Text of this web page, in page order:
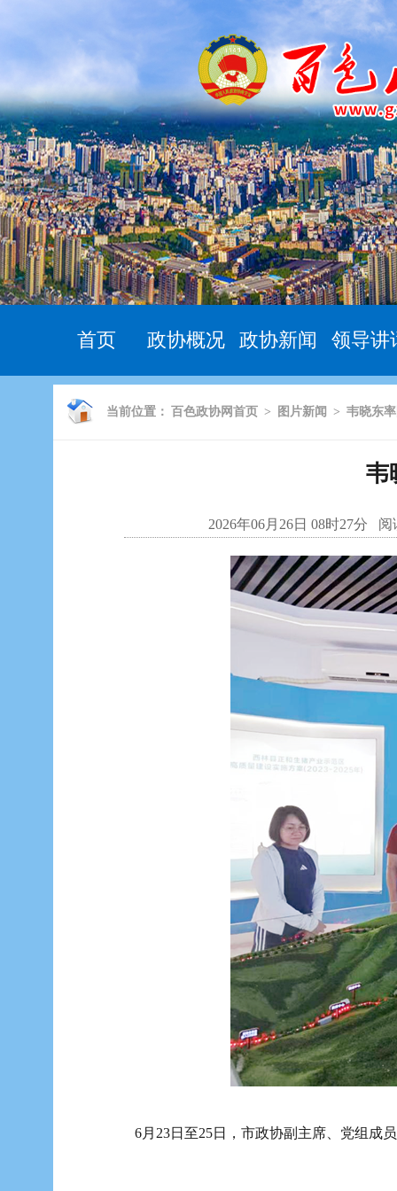
首页 政协概况 政协新闻 领导讲
当前位置： 百色政协网首页 > 图片新闻 > 韦晓东
韦
2026年06月26日 08时27分 阅
6月23日至25日，市政协副主席、党组成